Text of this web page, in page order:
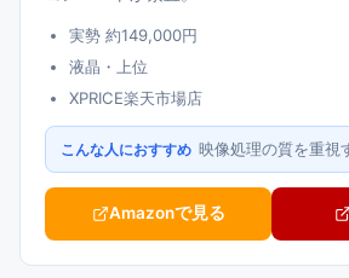
実勢 約149,000円
液晶・上位
XPRICE楽天市場店
こんな人におすすめ 映像処理の質を重視
Amazonで見る